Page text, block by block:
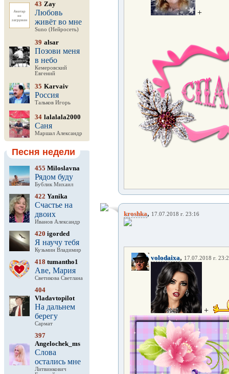
43 Zay
Любовь
живёт во мне
Suno (Нейросеть)
39 alsar
Позови меня
в небо
Кемеровский
Евгений
35 Karvaiv
Россия
Тальков Игорь
34 lalalala2000
Саня
Маршал Александр
Песня недели
455 Miloslavna
Рядом буду
Бублик Михаил
422 Yanika
Счастье на
двоих
Иванов Александр
420 igorded
Я научу тебя
Кузьмин Владимир
418 tumantho1
Аве, Мария
Светикова Светлана
404
Vladavtopilot
На дальнем
берегу
Сармат
397
Angelochek_ms
Слова
остались мне
Литвинкович
+
kroshka, 17.07.2018 г. 23:16
volodaixa, 17.07.2018 г.
+